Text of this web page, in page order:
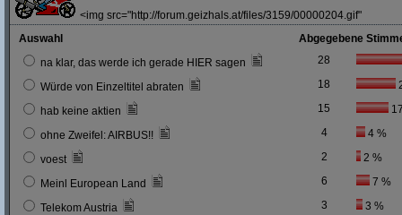
<img src="http://forum.geizhals.at/files/3159/00000204.gif"
Auswahl
Abgegebene
na klar, das werde ich gerade HIER sagen
28
Würde von Einzeltitel abraten 18
hab keine aktien 15
ohne Zweifel: AIRBUS!! 4 4 %
voest 2 2 %
Meinl European Land 6 7 %
Telekom Austria 3 3 %